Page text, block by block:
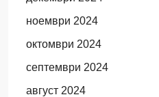
ноември 2024
октомври 2024
септември 2024
август 2024